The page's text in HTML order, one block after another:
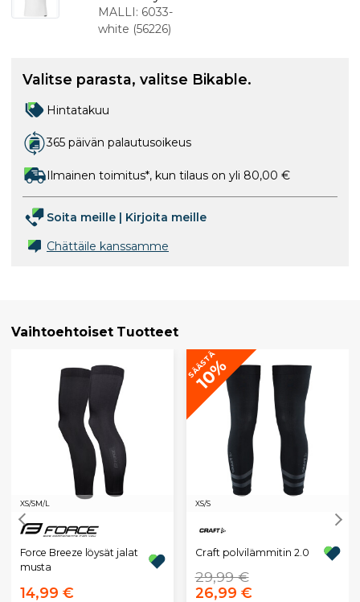
aluspaita
lyhythihain
MALLI: 6033-
white (56226)
Valitse parasta, valitse Bikable.
Hintatakuu
365 päivän palautusoikeus
Ilmainen toimitus*, kun tilaus on yli 80,00 €
Soita meille | Kirjoita meille
Chättäile kanssamme
Vaihtoehtoiset Tuotteet
XS/SM/L
Force Breeze löysät jalat
musta
14,99 €
SÄÄSTÄ
10%
XS/S
Craft polvilämmitin 2.0
29,99 €
26,99 €